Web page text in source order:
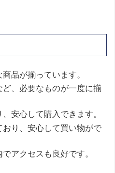
品が揃っています。
、必要なものが一度に揃
安心して購入できます。
り、安心して買い物がで
アクセスも良好です。